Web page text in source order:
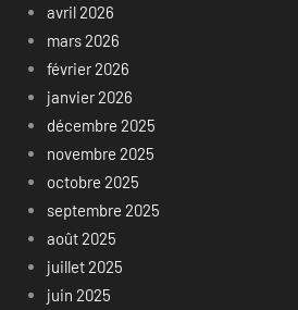
avril 2026
mars 2026
février 2026
janvier 2026
décembre 2025
novembre 2025
octobre 2025
septembre 2025
août 2025
juillet 2025
juin 2025